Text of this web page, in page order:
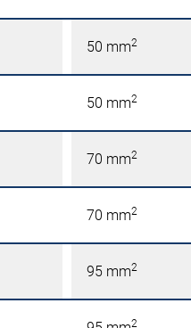
50 mm2
50 mm2
70 mm2
70 mm2
95 mm2
2